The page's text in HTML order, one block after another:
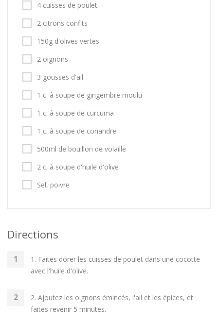
4 cuisses de poulet
2 citrons confits
150g d'olives vertes
2 oignons
3 gousses d'ail
1 c. à soupe de gingembre moulu
1 c. à soupe de curcuma
1 c. à soupe de coriandre
500ml de bouillon de volaille
2 c. à soupe d'huile d'olive
Sel, poivre
Directions
1. Faites dorer les cuisses de poulet dans une cocotte
avec l'huile d'olive.
2. Ajoutez les oignons émincés, l'ail et les épices, et
faites revenir 5 minutes.